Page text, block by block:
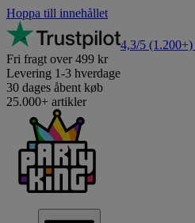
Hoppa till innehållet
4,3/5 (1.200+)
Fri fragt over 499 kr
Levering 1-3 hverdage
30 dages åbent køb
25.000+ artikler